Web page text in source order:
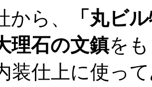
ら、
「丸ビ
理石の文鎮を
装仕上に使っ